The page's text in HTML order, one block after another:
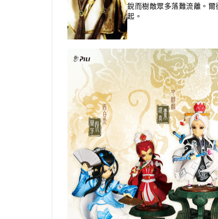
銳而樹敵眾多落難流離。
起。